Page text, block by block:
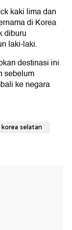
kaki lima dan
di Korea
diburu
laki-laki.
destinasi ini
sebelum
ke negara
selatan